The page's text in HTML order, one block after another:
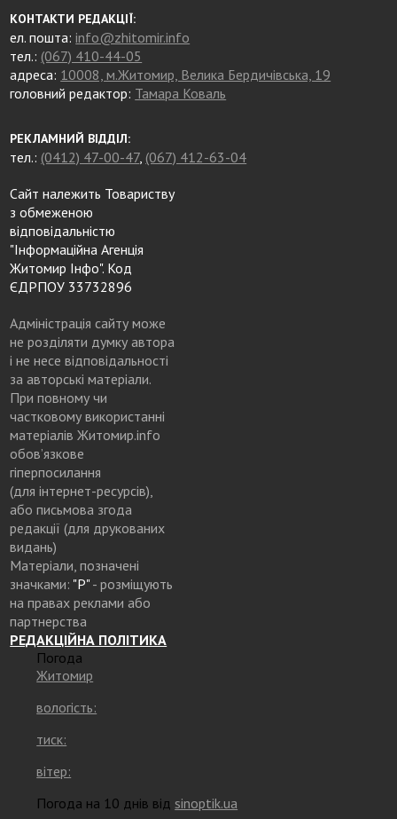
КОНТАКТИ РЕДАКЦІЇ:
ел. пошта:info@zhitomir.info
тел.: (067) 410-44-05
адреса: 10008, м.Житомир, Велика Бердичівська, 19
головний редактор: Тамара Коваль
РЕКЛАМНИЙ ВІДДІЛ:
тел.: (0412) 47-00-47, (067) 412-63-04
Сайт належить Товариству
з обмеженою
відповідальністю
"Інформаційна Агенція
Житомир Інфо". Код
ЄДРПОУ 33732896
Адміністрація сайту може
не розділяти думку автора
і не несе відповідальності
за авторські матеріали.
При повному чи
частковому використанні
матеріалів Житомир.info
обов’язкове
гіперпосилання
(для інтернет-ресурсів),
або письмова згода
редакції (для друкованих
видань)
Матеріали, позначені
значками: "Р"- розміщують
на правах реклами або
партнерства
РЕДАКЦІЙНА ПОЛІТИКА
Погода
Житомир
вологість:
тиск:
вітер:
Погода на 10 днів від sinoptik.ua